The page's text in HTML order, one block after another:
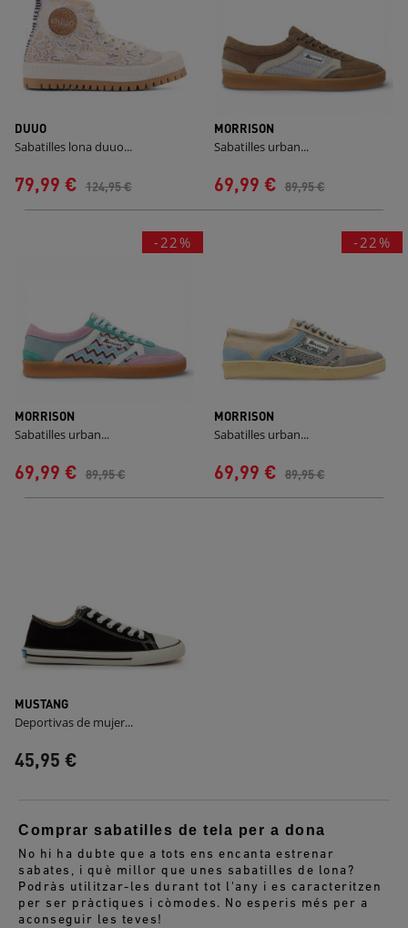
DUUO
Sabatilles lona duuo...
79,99 € 124,95 €
MORRISON
Sabatilles urban...
69,99 € 89,95 €
-22%
MORRISON
Sabatilles urban...
69,99 € 89,95 €
-22%
MORRISON
Sabatilles urban...
69,99 € 89,95 €
MUSTANG
Deportivas de mujer...
45,95 €
Comprar sabatilles de tela per a dona
No hi ha dubte que a tots ens encanta estrenar
sabates, i què millor que unes sabatilles de lona?
Podràs utilitzar-les durant tot l'any i es caracteritzen
per ser pràctiques i còmodes. No esperis més per a
aconseguir les teves!